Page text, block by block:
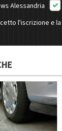
Alessandria
l'iscrizione e la